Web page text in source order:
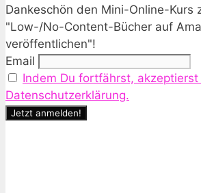
Dankeschön den Mini-Online-Kurs
"Low-/No-Content-Bücher auf
veröffentlichen"!
Email
Indem Du fortfährst, akzeptierst
Datenschutzerklärung.